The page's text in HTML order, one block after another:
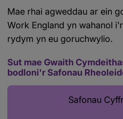
Mae rhai agweddau ar ein
Work England yn wahanol
rydym yn eu goruchwylio.
Sut mae Gwaith
bodloni'r Safonau
Safonau